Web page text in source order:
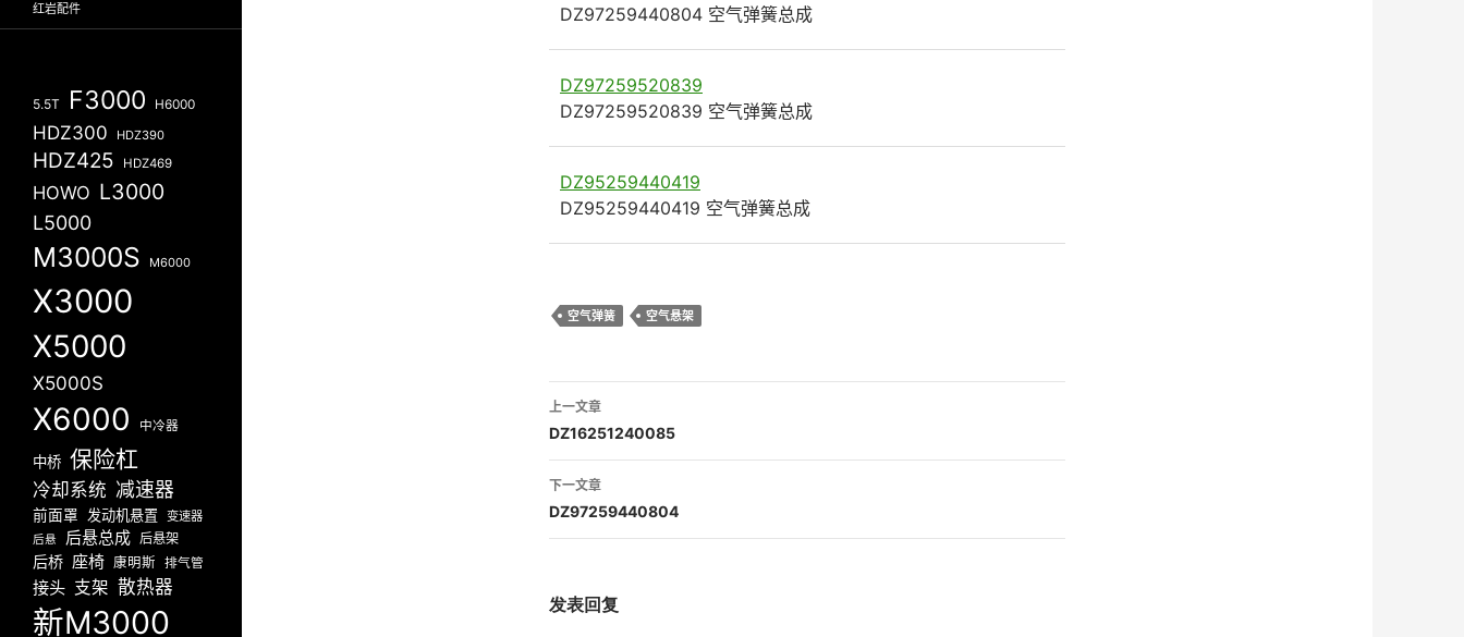
DZ97259440804 空气弹簧总成
DZ97259520839
DZ97259520839 空气弹簧总成
DZ95259440419
DZ95259440419 空气弹簧总成
空气弹簧 空气悬架
文
章
导
航
上一文章
DZ16251240085
下一文章
DZ97259440804
发表回复
红岩配件
5.5T F3000 H6000
HDZ300 HDZ390
HDZ425 HDZ469
HOWO L3000
L5000
M3000S M6000
X3000
X5000
X5000S
X6000 中冷器
中桥 保险杠
冷却系统 减速器
前面罩 发动机悬置 变速器
后悬 后悬总成 后悬架
后桥 座椅 康明斯 排气管
接头 支架 散热器
新M3000